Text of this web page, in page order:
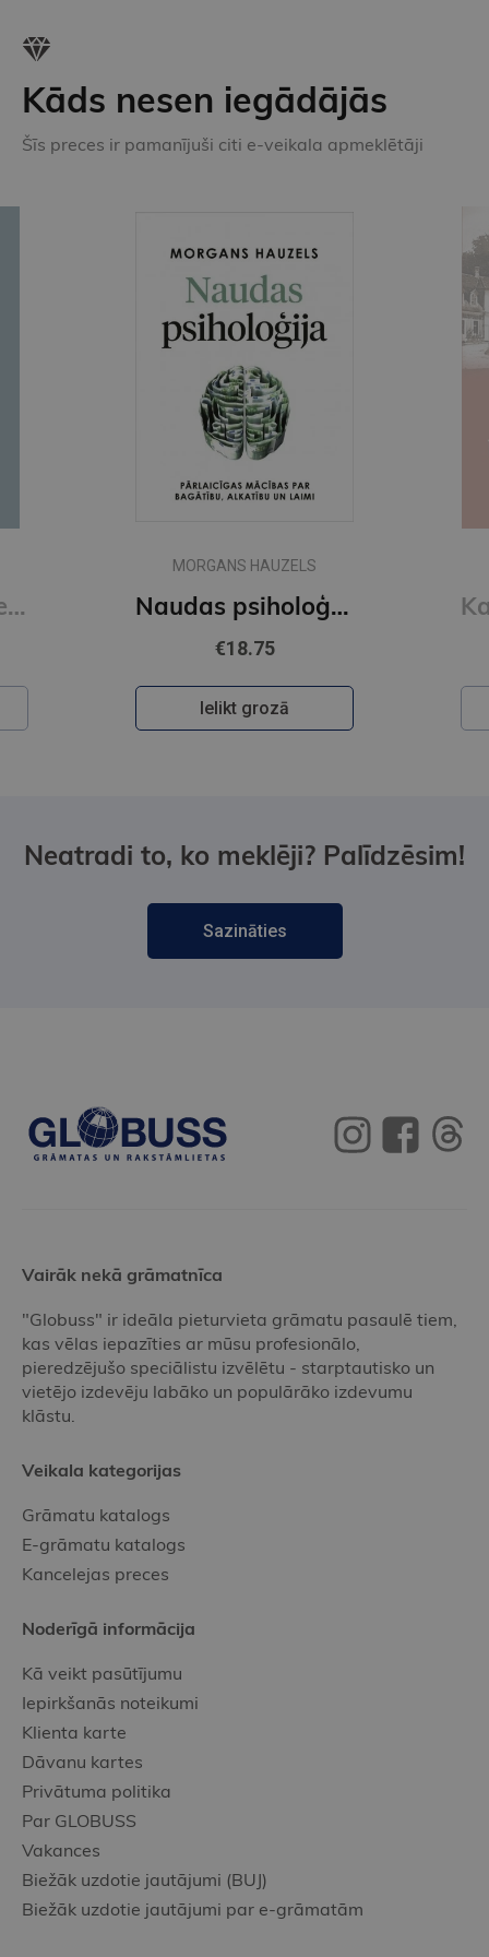
Kāds nesen iegādājās
Šīs preces ir pamanījuši citi e-veikala apmeklētāji
Read People Like a Book : How to Analyze, Understand, and Predict People's Emotions, Thoughts, Inten
MORGANS HAUZELS
Naudas psiholoģija
€18.75
Ielikt grozā
Neatradi to, ko meklēji? Palīdzēsim!
Sazināties
Vairāk nekā grāmatnīca
"Globuss" ir ideāla pieturvieta grāmatu pasaulē tiem,
kas vēlas iepazīties ar mūsu profesionālo,
pieredzējušo speciālistu izvēlētu - starptautisko un
vietējo izdevēju labāko un populārāko izdevumu
klāstu.
Veikala kategorijas
Grāmatu katalogs
E-grāmatu katalogs
Kancelejas preces
Noderīgā informācija
Kā veikt pasūtījumu
Iepirkšanās noteikumi
Klienta karte
Dāvanu kartes
Privātuma politika
Par GLOBUSS
Vakances
Biežāk uzdotie jautājumi (BUJ)
Biežāk uzdotie jautājumi par e-grāmatām